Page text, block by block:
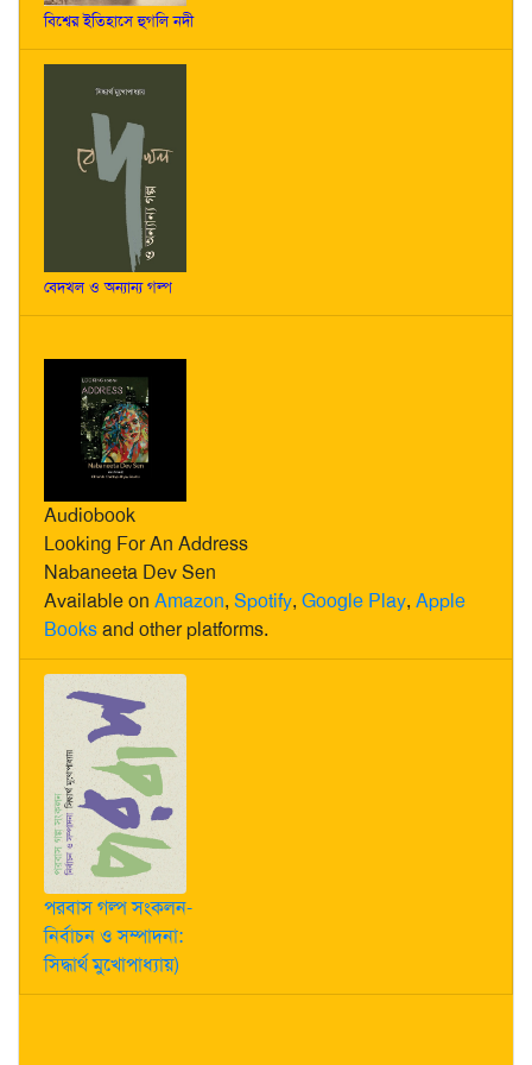
বিশ্বের ইতিহাসে হুগলি নদী
বেদখল ও অন্যান্য গল্প
Audiobook
Looking For An Address
Nabaneeta Dev Sen
Available on Amazon, Spotify, Google Play, Apple
Booksand other platforms.
পরবাস গল্প সংকলন-
নির্বাচন ও সম্পাদনা:
সিদ্ধার্থ মুখোপাধ্যায়)